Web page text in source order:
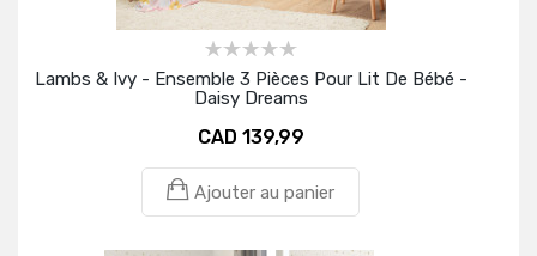
Lambs & Ivy - Ensemble 3 Pièces Pour Lit De Bébé -
Daisy Dreams
CAD 139,99
Ajouter au panier